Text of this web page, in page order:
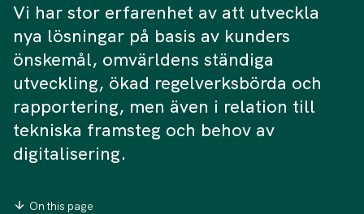
Vi har stor erfarenhet av att utveckla
nya lösningar på basis av kunders
önskemål, omvärldens ständiga
utveckling, ökad regelverksbörda och
rapportering, men även i relation till
tekniska framsteg och behov av
digitalisering.
On this page